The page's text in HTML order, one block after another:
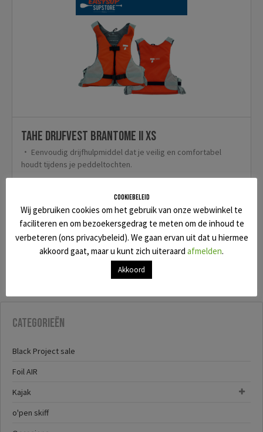
TAHE Drijfvest Brantome II XS
Eenvoudig drijfhulpmiddel dat je veilig en comfortabel
houdt tijdens je peddeltochten.
€45 Toevoegen
Categorieën
Black Project sale
Foil AIR
Kajak
o'pen skiff
Cookiebeleid
Wij gebruiken cookies om het gebruik van onze webwinkel te
faciliteren en om bezoekersgedrag te meten om de inhoud te
verbeteren (ons privacybeleid). We gaan ervan uit dat u hiermee
akkoord gaat, maar u kunt zich uiteraard afmelden.
Akkoord